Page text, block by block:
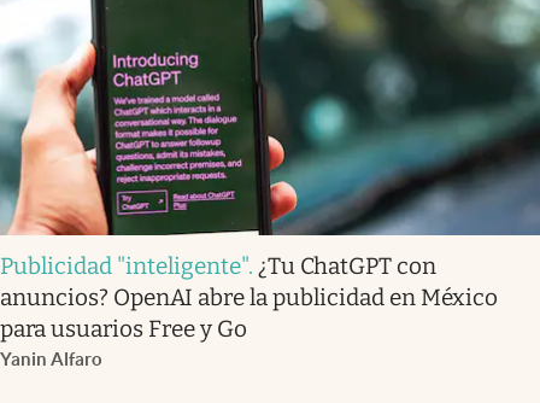
Publicidad "inteligente". ¿Tu ChatGPT con
anuncios? OpenAI abre la publicidad en México
para usuarios Free y Go
Yanin Alfaro